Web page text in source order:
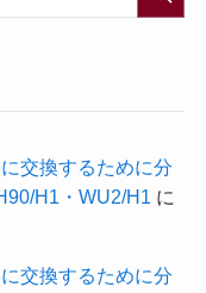
交換するために分
H1・WU2/H1 に
交換するために分